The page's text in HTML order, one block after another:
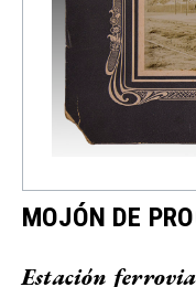
MOJÓN DE
Estación